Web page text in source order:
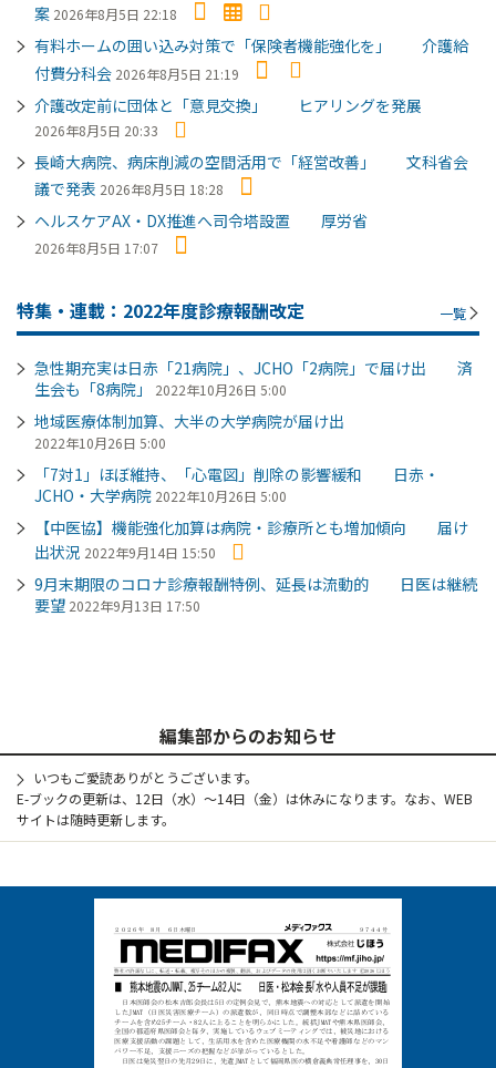
案 2026年8月5日 22:18
有料ホームの囲い込み対策で「保険者機能強化を」 介護給
付費分科会 2026年8月5日 21:19
介護改定前に団体と「意見交換」 ヒアリングを発展
2026年8月5日 20:33
長崎大病院、病床削減の空間活用で「経営改善」 文科省会
議で発表 2026年8月5日 18:28
ヘルスケアAX・DX推進へ司令塔設置 厚労省
2026年8月5日 17:07
特集・連載：2022年度診療報酬改定 一覧
急性期充実は日赤「21病院」、JCHO「2病院」で届け出 済
生会も「8病院」
2022年10月26日 5:00
地域医療体制加算、大半の大学病院が届け出
2022年10月26日 5:00
「7対1」ほぼ維持、「心電図」削除の影響緩和 日赤・
JCHO・大学病院 2022年10月26日 5:00
【中医協】機能強化加算は病院・診療所とも増加傾向 届け
出状況 2022年9月14日 15:50
9月末期限のコロナ診療報酬特例、延長は流動的 日医は継続
要望 2022年9月13日 17:50
編集部からのお知らせ
いつもご愛読ありがとうございます。
E-ブックの更新は、12日（水）～14日（金）は休みになります。なお、WEB
サイトは随時更新します。